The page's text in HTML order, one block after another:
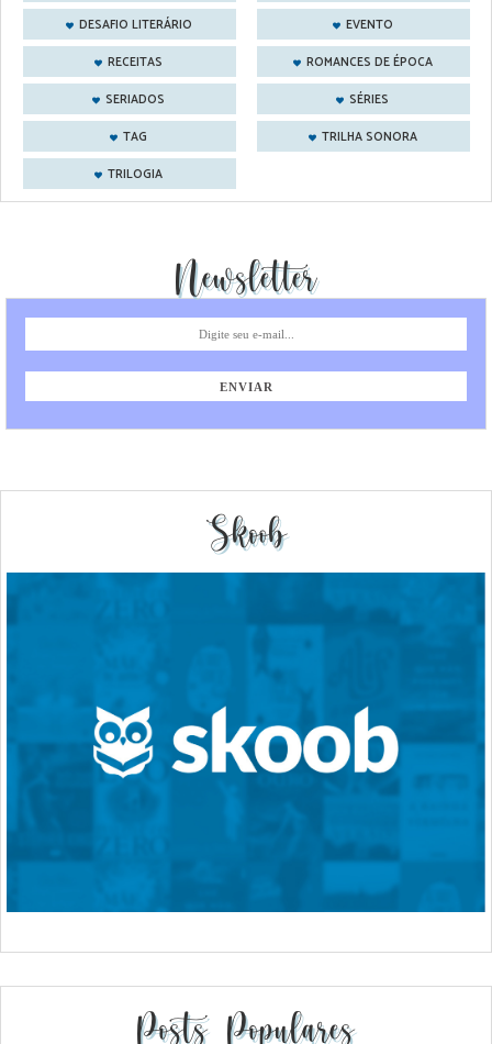
DESAFIO LITERÁRIO
EVENTO
RECEITAS
ROMANCES DE ÉPOCA
SERIADOS
SÉRIES
TAG
TRILHA SONORA
TRILOGIA
Newsletter
Skoob
Posts Populares